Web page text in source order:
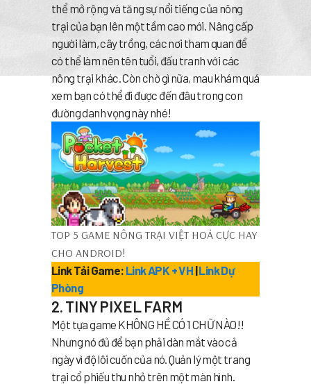
thể mở rộng và tăng sự nổi tiếng của nông
trại của bạn lên một tầm cao mới. Nâng cấp
người làm, cây trồng, các nơi tham quan để
có thể làm nên tên tuổi, đấu tranh với các
nông trại khác. Còn chờ gì nữa, mau khám quá
xem bạn có thể đi được đến đâu trong con
đường danh vọng này nhé!
TOP 5 GAME NÔNG TRẠI VIỆT HOÁ CỰC HAY
CHO ANDROID!
Link Tải Game: Link APK + VH |Link Dự
Phòng
2. TINY PIXEL FARM
Một tựa game KHÔNG HỀ CÓ 1 CHỮ NÀO!!
Nhưng nó đủ để bạn phải dàn mắt vào cả
ngày vì độ lôi cuốn của nó. Quản lý một trang
trại cổ phiếu thu nhỏ trên một màn hình.